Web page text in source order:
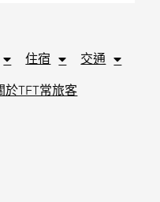
住宿 交通
於TFT常旅客